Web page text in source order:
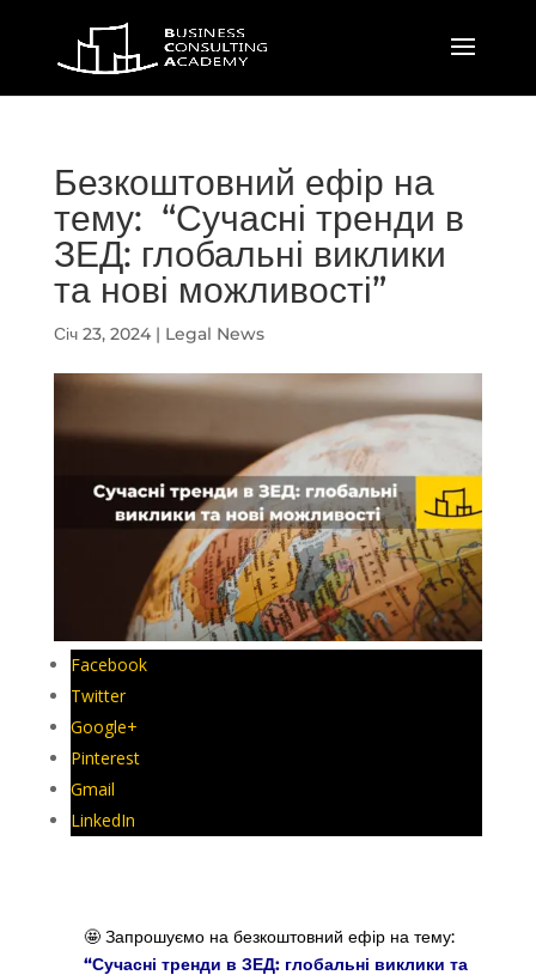
Безкоштовний ефір на
тему: “Сучасні тренди в
ЗЕД: глобальні виклики
та нові можливості”
Січ 23, 2024| Legal News
Facebook
Twitter
Google+
Pinterest
Gmail
LinkedIn
🤩 Запрошуємо на безкоштовний ефір на тему:
“Сучасні тренди в ЗЕД: глобальні виклики та